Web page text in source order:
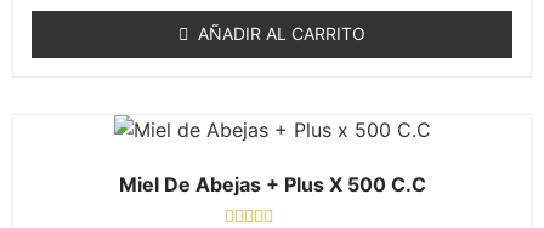
5
AÑADIR AL CARRITO
Miel De Abejas + Plus X 500 C.C